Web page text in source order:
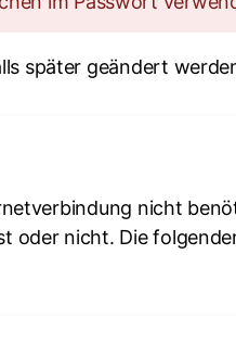
später geändert
nicht
oder nicht. Die